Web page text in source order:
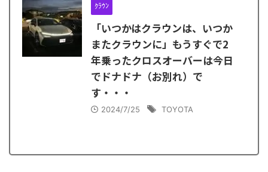
ｸﾗｳﾝ
「いつかはクラウンは、いつか
またクラウンに」もうすぐで2
年乗ったクロスオーバーは今日
でドナドナ（お別れ）で
す・・・
2024/7/25 TOYOTA